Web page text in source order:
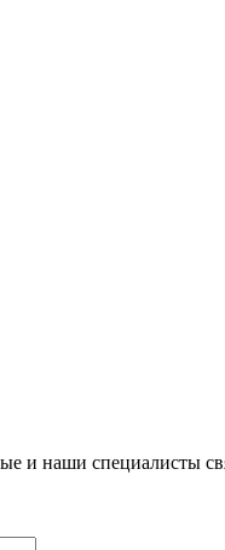
и наши специалисты